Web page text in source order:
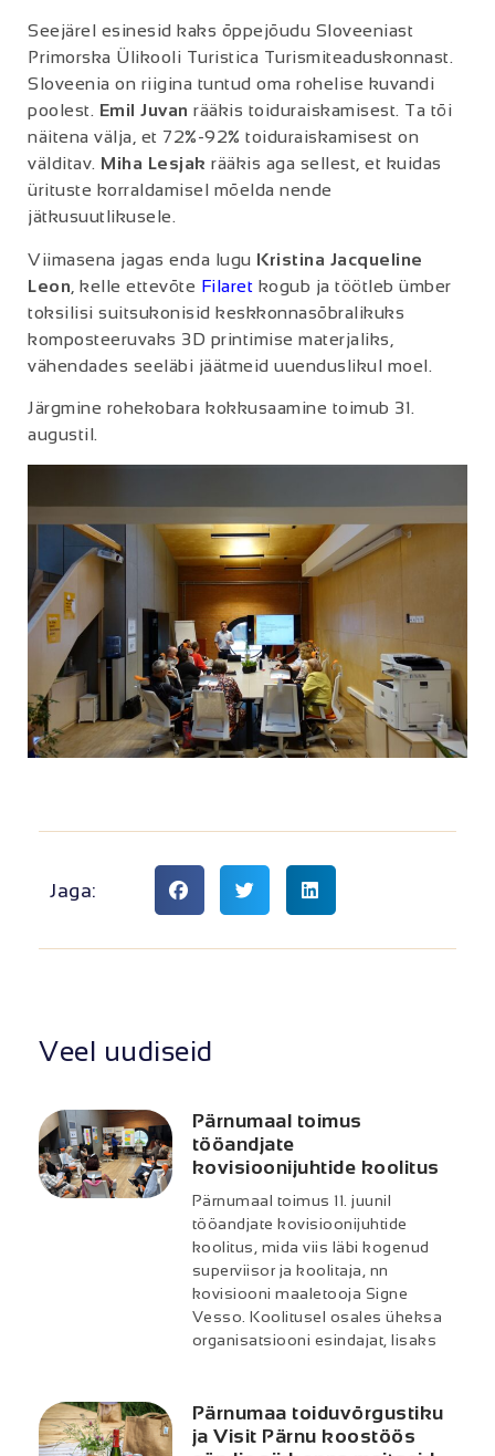
Seejärel esinesid kaks õppejõudu Sloveeniast
Primorska Ülikooli Turistica Turismiteaduskonnast.
Sloveenia on riigina tuntud oma rohelise kuvandi
poolest. Emil Juvan rääkis toiduraiskamisest. Ta tõi
näitena välja, et 72%-92% toiduraiskamisest on
välditav. Miha Lesjak rääkis aga sellest, et kuidas
ürituste korraldamisel mõelda nende
jätkusuutlikusele.
Viimasena jagas enda lugu Kristina Jacqueline
Leon , kelle ettevõte Filaret kogub ja töötleb ümber
toksilisi suitsukonisid keskkonnasõbralikuks
komposteeruvaks 3D printimise materjaliks,
vähendades seeläbi jäätmeid uuenduslikul moel.
Järgmine rohekobara kokkusaamine toimub 31.
augustil.
Jaga:
Veel uudiseid
Pärnumaal toimus
tööandjate
kovisioonijuhtide koolitus
Pärnumaal toimus 11. juunil
tööandjate kovisioonijuhtide
koolitus, mida viis läbi kogenud
superviisor ja koolitaja, nn
kovisiooni maaletooja Signe
Vesso. Koolitusel osales üheksa
organisatsiooni esindajat, lisaks
Pärnumaa toiduvõrgustiku
ja Visit Pärnu koostöös